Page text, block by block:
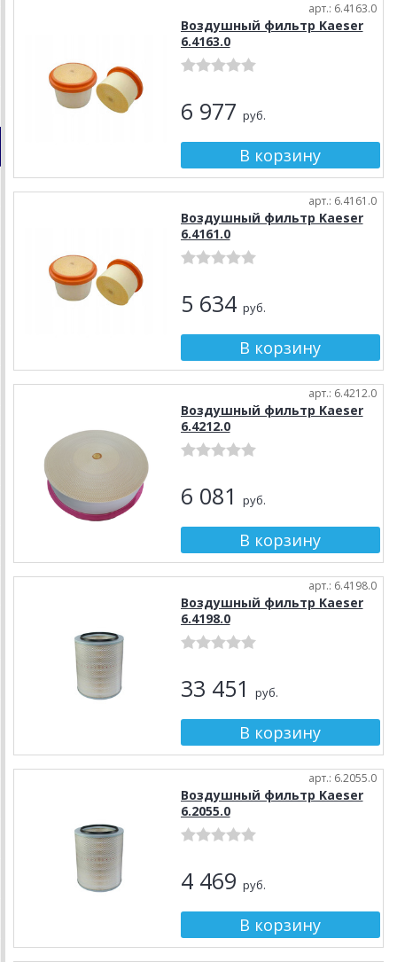
арт.: 6.4163.0
Воздушный фильтр Kaeser
6.4163.0
6 977 руб.
арт.: 6.4161.0
Воздушный фильтр Kaeser
6.4161.0
5 634 руб.
арт.: 6.4212.0
Воздушный фильтр Kaeser
6.4212.0
6 081 руб.
арт.: 6.4198.0
Воздушный фильтр Kaeser
6.4198.0
33 451 руб.
арт.: 6.2055.0
Воздушный фильтр Kaeser
6.2055.0
4 469 руб.